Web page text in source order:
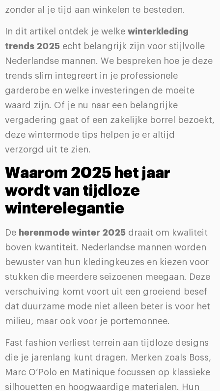
zonder al je tijd aan winkelen te besteden.
In dit artikel ontdek je welke winterkleding
trends 2025 echt belangrijk zijn voor stijlvolle
Nederlandse mannen. We bespreken hoe je deze
trends slim integreert in je professionele
garderobe en welke investeringen de moeite
waard zijn. Of je nu naar een belangrijke
vergadering gaat of een zakelijke borrel bezoekt,
deze wintermode tips helpen je er altijd
verzorgd uit te zien.
Waarom 2025 het jaar
wordt van tijdloze
winterelegantie
De herenmode winter 2025 draait om kwaliteit
boven kwantiteit. Nederlandse mannen worden
bewuster van hun kledingkeuzes en kiezen voor
stukken die meerdere seizoenen meegaan. Deze
verschuiving komt voort uit een groeiend besef
dat duurzame mode niet alleen beter is voor het
milieu, maar ook voor je portemonnee.
Fast fashion verliest terrein aan tijdloze designs
die je jarenlang kunt dragen. Merken zoals Boss,
Marc O’Polo en Matinique focussen op klassieke
silhouetten en hoogwaardige materialen. Hun